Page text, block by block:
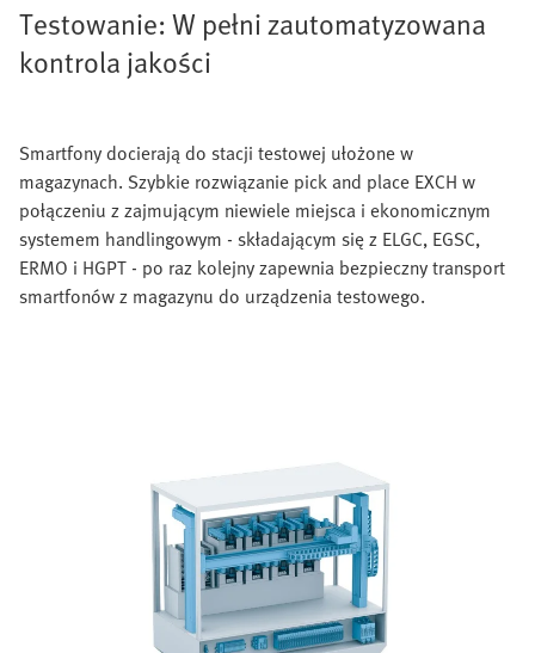
Testowanie: W pełni zautomatyzowana
kontrola jakości
Smartfony docierają do stacji testowej ułożone w
magazynach. Szybkie rozwiązanie pick and place EXCH w
połączeniu z zajmującym niewiele miejsca i ekonomicznym
systemem handlingowym - składającym się z ELGC, EGSC,
ERMO i HGPT - po raz kolejny zapewnia bezpieczny transport
smartfonów z magazynu do urządzenia testowego.